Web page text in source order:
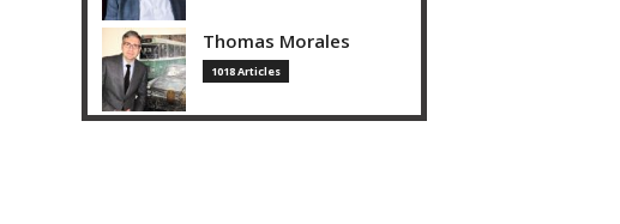
Thomas Morales
1018 Articles